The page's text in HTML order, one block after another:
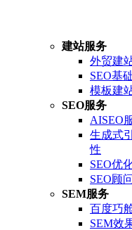
建站服务
外贸建
SEO基
模板建
SEO服务
AISEO
生成式
性
SEO优
SEO顾
SEM服务
百度巧
SEM效